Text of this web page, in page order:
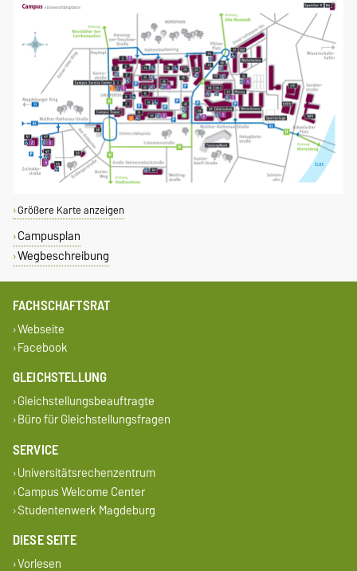
Größere Karte anzeigen
Campusplan
Wegbeschreibung
FACHSCHAFTSRAT
Webseite
Facebook
GLEICHSTELLUNG
Gleichstellungsbeauftragte
Büro für Gleichstellungsfragen
SERVICE
Universitätsrechenzentrum
Campus Welcome Center
Studentenwerk Magdeburg
DIESE SEITE
Vorlesen